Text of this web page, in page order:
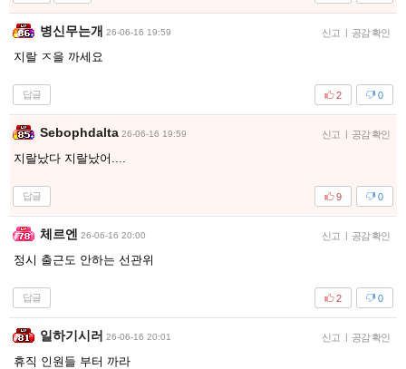
병신무는개 26-06-16 19:59 신고 | 공감 확인
지랄 ㅈ을 까세요
답글 0
2
Sebophdalta 26-06-16 19:59 신고 | 공감 확인
지랄났다 지랄났어....
답글 0
9
체르엔 26-06-16 20:00 신고 | 공감 확인
정시 출근도 안하는 선관위
답글 0
2
일하기시러 26-06-16 20:01 신고 | 공감 확인
휴직 인원들 부터 까라